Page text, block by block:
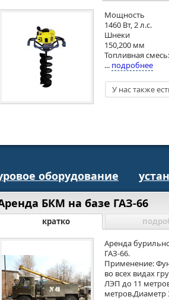
Мощность
1460 Вт, 2 л.с.
Шнеки
150,200 мм
Топливная смесь:
... подробнее
оборудование
БКМ на базе ГАЗ-66
кратко
Аренда
ГАЗ-66.
Применение:
во всех видах
ЛЭП до 11
метров.Диаметр